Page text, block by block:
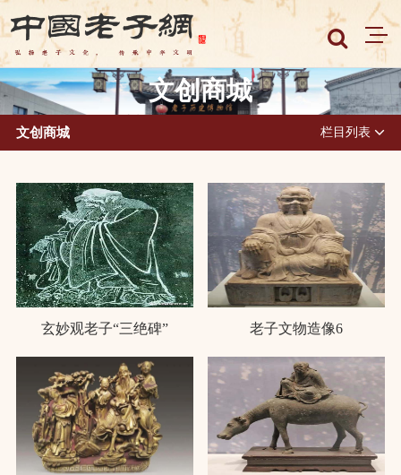
文创商城
文创商城 栏目列表
玄妙观老子“三绝碑” 老子文物造像6